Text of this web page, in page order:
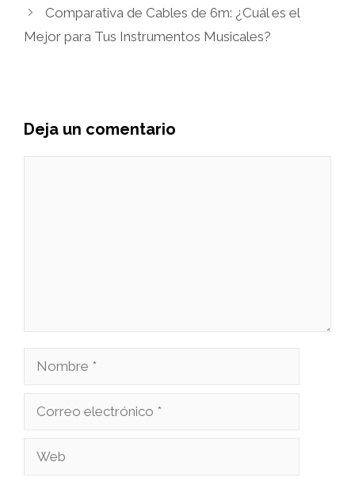
Comparativa de Cables de 6m: ¿Cuál es el
Mejor para Tus Instrumentos Musicales?
Deja un comentario
Nombre
Correo
Web